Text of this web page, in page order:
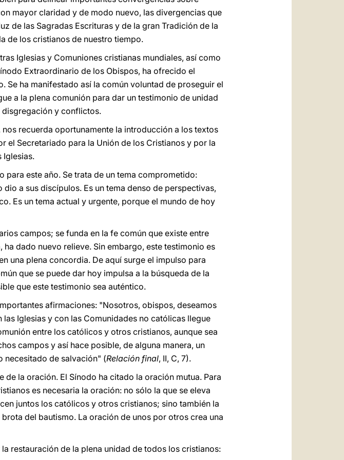
mayor claridad y de modo nuevo, las divergencias que
de las Sagradas Escrituras y de la gran Tradición de la
de los cristianos de nuestro tiempo.
Iglesias y Comuniones cristianas mundiales, así como
Extraordinario de los Obispos, ha ofrecido el
Se ha manifestado así la común voluntad de proseguir el
a la plena comunión para dar un testimonio de unidad
disgregación y conflictos.
recuerda oportunamente la introducción a los textos
el Secretariado para la Unión de los Cristianos y por la
Iglesias.
para este año. Se trata de un tema comprometido:
a sus discípulos. Es un tema denso de perspectivas,
Es un tema actual y urgente, porque el mundo de hoy
campos; se funda en la fe común que existe entre
dado nuevo relieve. Sin embargo, este testimonio es
una plena concordia. De aquí surge el impulso para
que se puede dar hoy impulsa a la búsqueda de la
que este testimonio sea auténtico.
afirmaciones: "Nosotros, obispos, deseamos
Iglesias y con las Comunidades no católicas llegue
entre los católicos y otros cristianos, aunque sea
campos y así hace posible, de alguna manera, un
necesitado de salvación" (Relación final, II, C, 7).
la oración. El Sínodo ha citado la oración mutua. Para
es necesaria la oración: no sólo la que se eleva
juntos los católicos y otros cristianos; sino también la
del bautismo. La oración de unos por otros crea una
restauración de la plena unidad de todos los cristianos: